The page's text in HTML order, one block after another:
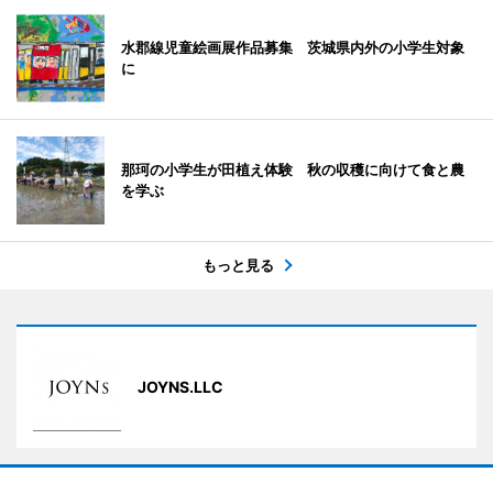
水郡線児童絵画展作品募集 茨城県内外の小学生対象
に
那珂の小学生が田植え体験 秋の収穫に向けて食と農
を学ぶ
もっと見る
JOYNS.LLC